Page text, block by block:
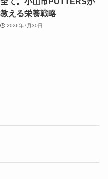
教える栄養戦略
2026年7月30日